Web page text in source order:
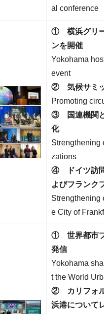
al conference
① 横浜グリー
ンを開催
Yokohama
event
② 気候サミッ
Promoting
③ 国連機関と
化
Strengthening
zations
④ ドイツ訪問
よびフランク
Strengthening
e City of
① 世界都市フ
発信
Yokohama
t the World
② カリフォル
浜港についてレ